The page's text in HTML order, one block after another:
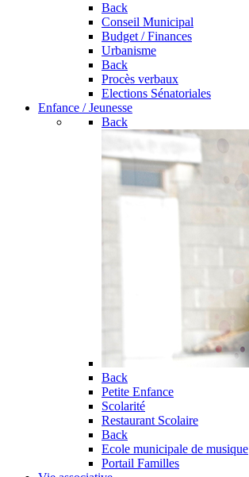
Back
Conseil Municipal
Budget / Finances
Urbanisme
Back
Procès verbaux
Elections Sénatoriales
Enfance / Jeunesse
Back
Back
Petite Enfance
Scolarité
Restaurant Scolaire
Back
Ecole municipale de musique
Portail Familles